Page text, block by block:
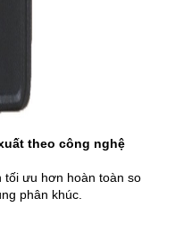
theo công nghệ
tối ưu hơn hoàn toàn so
phân khúc.